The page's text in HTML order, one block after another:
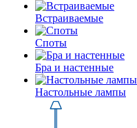
Встраиваемые
Споты
Бра и настенные
Настольные лампы